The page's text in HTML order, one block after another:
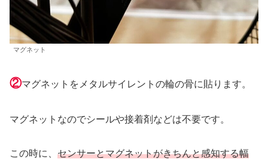
マグネット
②マグネットをメタルサイレントの輪の骨に貼ります。
マグネットなのでシールや接着剤などは不要です。
この時に、 センサーとマグネットがきちんと感知する幅